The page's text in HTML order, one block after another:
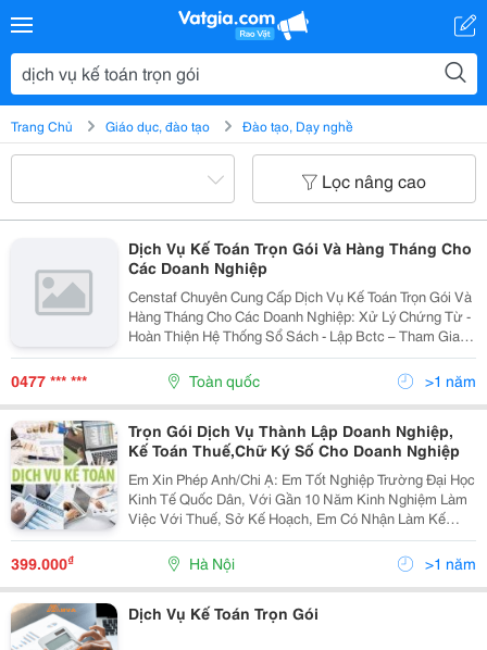
Trang Chủ Giáo dục, đào tạo Đào tạo, Dạy nghề
Lọc nâng cao
Dịch Vụ Kế Toán Trọn Gói Và Hàng Tháng Cho
Các Doanh Nghiệp
Censtaf Chuyên Cung Cấp Dịch Vụ Kế Toán Trọn Gói Và
Hàng Tháng Cho Các Doanh Nghiệp: Xử Lý Chứng Từ -
Hoàn Thiện Hệ Thống Sổ Sách - Lập Bctc – Tham Gia
Quyết Toán Thuế… A. Dịch Vụ Trọn Gói: Xử Lý Những
Nghiệp Vụ Đã Phát Sinh Từ Trước, Hoàn Thiện
0477 *** *** Toàn quốc >1 năm
Trọn Gói Dịch Vụ Thành Lập Doanh Nghiệp,
Kế Toán Thuế,Chữ Ký Số Cho Doanh Nghiệp
Em Xin Phép Anh/Chi Ạ: Em Tốt Nghiệp Trường Đại Học
Kinh Tế Quốc Dân, Với Gần 10 Năm Kinh Nghiệm Làm
Việc Với Thuế, Sở Kế Hoạch, Em Có Nhận Làm Kế
Toán Tại Nhà Cho Các Công Ty Vừa Và Nhỏ, Cty Mới
Thành Lập.dịch Vụ Kế Toán Trọn Gói Nhận Làm Sổ
Sách...
399.000₫ Hà Nội >1 năm
Dịch Vụ Kế Toán Trọn Gói